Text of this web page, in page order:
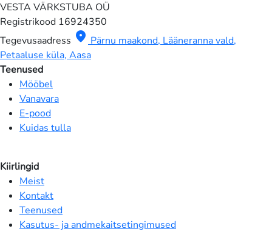
VESTA VÄRKSTUBA OÜ
Registrikood 16924350
Tegevusaadress location_on Pärnu maakond, Lääneranna vald,
Petaaluse küla, Aasa
Teenused
Mööbel
Vanavara
E-pood
Kuidas tulla
Kiirlingid
Meist
Kontakt
Teenused
Kasutus- ja andmekaitsetingimused